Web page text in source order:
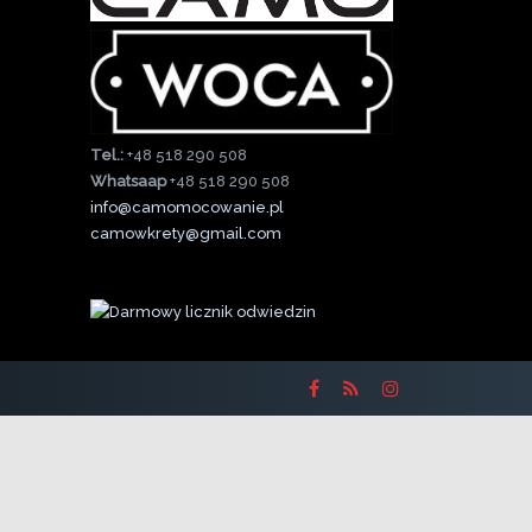
Tel.: +48 518 290 508
Whatsaap+48 518 290 508
info@camomocowanie.pl
camowkrety@gmail.com